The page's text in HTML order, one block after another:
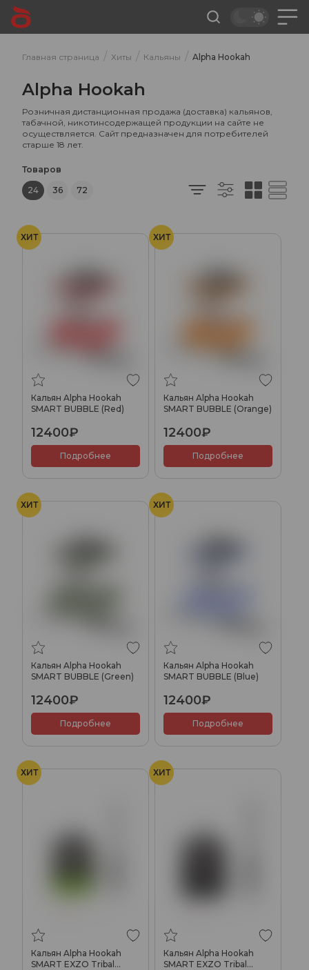
Главная страница / Хиты / Кальяны / Alpha Hookah
Alpha Hookah
Розничная дистанционная продажа (доставка) кальянов,
табачной, никотинсодержащей продукции на сайте не
осуществляется. Сайт предназначен для потребителей
старше 18 лет.
Товаров
24
36 72
ХИТ
Кальян Alpha Hookah
SMART BUBBLE (Red)
12400₽
Подробнее
ХИТ
Кальян Alpha Hookah
SMART BUBBLE (Orange)
12400₽
Подробнее
ХИТ
Кальян Alpha Hookah
SMART BUBBLE (Green)
12400₽
Подробнее
ХИТ
Кальян Alpha Hookah
SMART BUBBLE (Blue)
12400₽
Подробнее
ХИТ
Кальян Alpha Hookah
SMART EXZO Tribal
ХИТ
Кальян Alpha Hookah
SMART EXZO Tribal